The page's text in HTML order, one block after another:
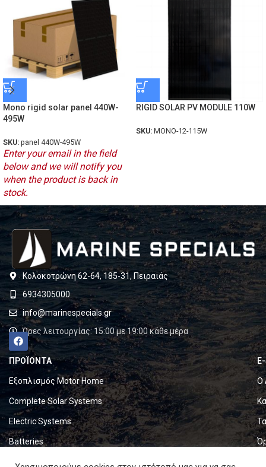
Mono rigid solar panel 440W-
495W
SKU: panel 440W-495W
Enter your email in the field
below and we will notify you
when the product is back in
stock.
RIGID SOLAR PV MODULE 110W
SKU: MONO-12-115W
Κολοκοτρώνη 62-64, 185-31, Πειραιάς
6934305000
info@marinespecials.gr
Ώρες λειτουργίας: 15:00 με 19:00 κάθε μέρα
ΠΡΟΪΟΝΤΑ
Εξοπλισμός Motor Home
Complete Solar Systems
Electric Systems
Batteries
Set & Fold Solar Panels
Ο